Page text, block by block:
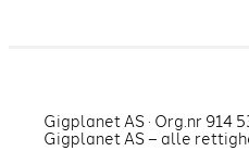
Gigplanet AS · Org.nr 914
Gigplanet AS – alle